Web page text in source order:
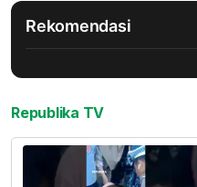
Rekomendasi
Republika TV